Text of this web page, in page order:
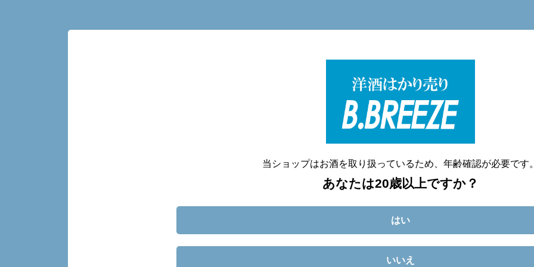
当ショップはお酒を取り扱っているため、年齢確認が必要です
あなたは20歳以上ですか？
はい
いいえ
洋酒量り売り専門店
20歳未満へのお酒の販売は致しません。